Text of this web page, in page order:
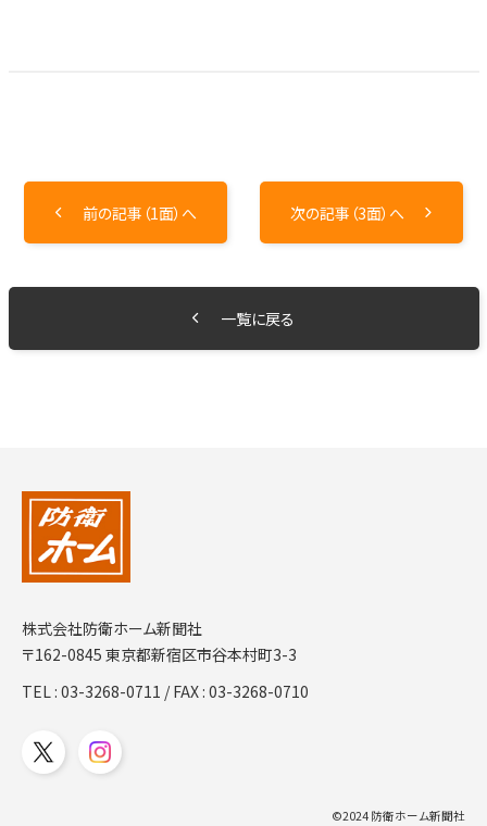
前の記事（1面）へ 次の記事（3面）へ
一覧に戻る
株式会社防衛ホーム新聞社
〒162-0845 東京都新宿区市谷本村町3-3
TEL :03-3268-0711 / FAX : 03-3268-0710
©2024 防衛ホーム新聞社